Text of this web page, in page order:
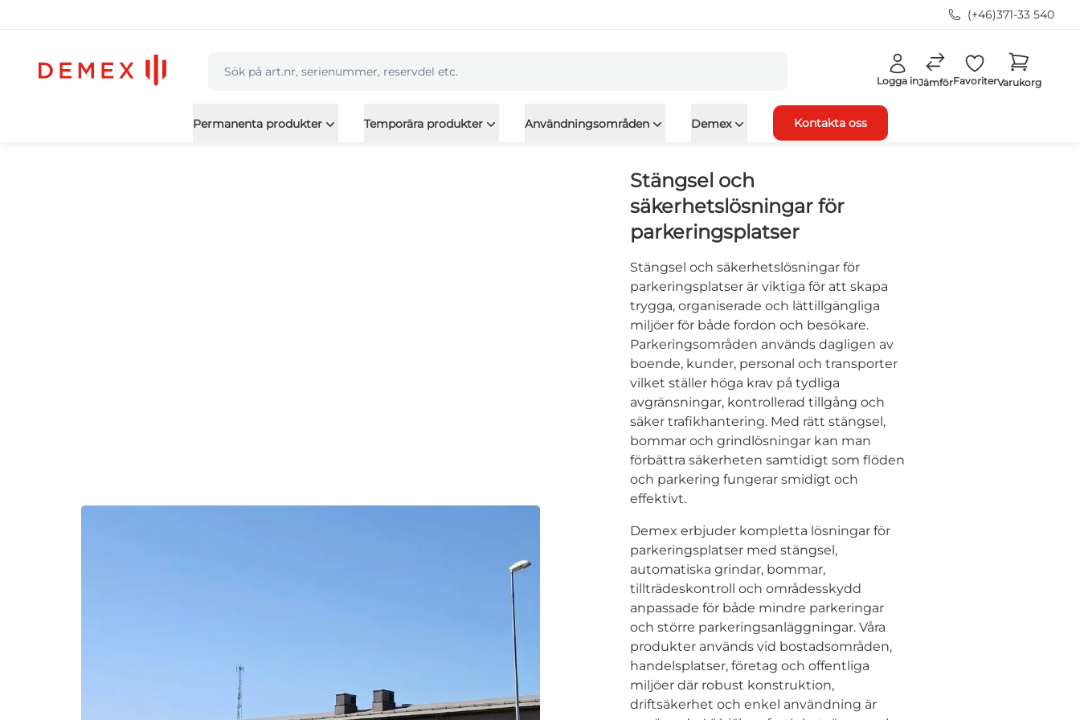
(+46)371-33 540
Logga inJämförFavoriterVarukorg
Permanenta produkter Temporära produkter Användningsområden Demex Kontakta oss
Stängsel och
säkerhetslösningar för
parkeringsplatser
Stängsel och säkerhetslösningar för
parkeringsplatser är viktiga för att skapa
trygga, organiserade och lättillgängliga
miljöer för både fordon och besökare.
Parkeringsområden används dagligen av
boende, kunder, personal och transporter
vilket ställer höga krav på tydliga
avgränsningar, kontrollerad tillgång och
säker trafikhantering. Med rätt stängsel,
bommar och grindlösningar kan man
förbättra säkerheten samtidigt som flöden
och parkering fungerar smidigt och
effektivt.
Demex erbjuder kompletta lösningar för
parkeringsplatser med stängsel,
automatiska grindar, bommar,
tillträdeskontroll och områdesskydd
anpassade för både mindre parkeringar
och större parkeringsanläggningar. Våra
produkter används vid bostadsområden,
handelsplatser, företag och offentliga
miljöer där robust konstruktion,
driftsäkerhet och enkel användning är